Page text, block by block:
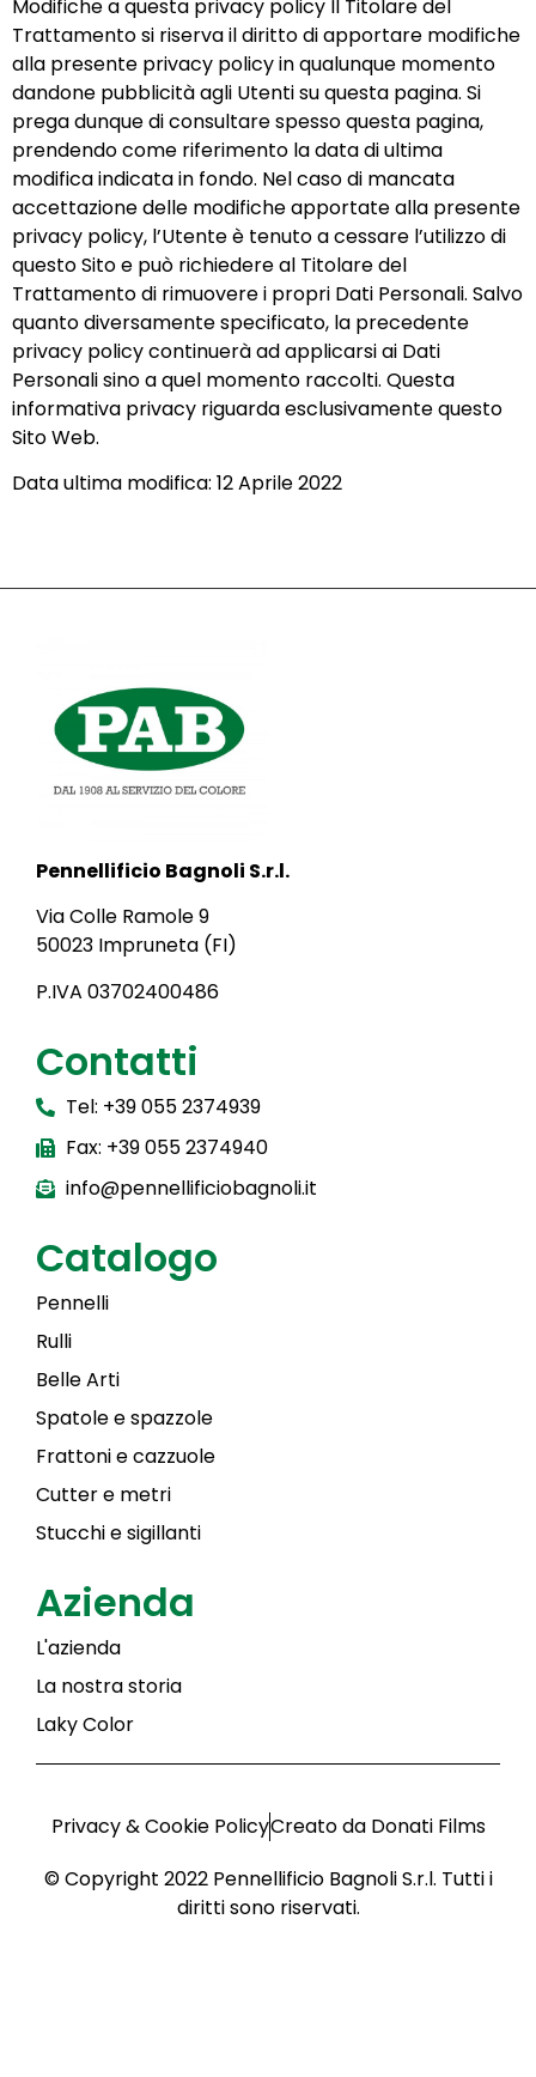
Modifiche a questa privacy policy Il Titolare del
Trattamento si riserva il diritto di apportare modifiche
alla presente privacy policy in qualunque momento
dandone pubblicità agli Utenti su questa pagina. Si
prega dunque di consultare spesso questa pagina,
prendendo come riferimento la data di ultima
modifica indicata in fondo. Nel caso di mancata
accettazione delle modifiche apportate alla presente
privacy policy, l’Utente è tenuto a cessare l’utilizzo di
questo Sito e può richiedere al Titolare del
Trattamento di rimuovere i propri Dati Personali. Salvo
quanto diversamente specificato, la precedente
privacy policy continuerà ad applicarsi ai Dati
Personali sino a quel momento raccolti. Questa
informativa privacy riguarda esclusivamente questo
Sito Web.
Data ultima modifica: 12 Aprile 2022
Pennellificio Bagnoli S.r.l.
Via Colle Ramole 9
50023 Impruneta (FI)
P.IVA 03702400486
Contatti
Tel: +39 055 2374939
Fax: +39 055 2374940
info@pennellificiobagnoli.it
Catalogo
Pennelli
Rulli
Belle Arti
Spatole e spazzole
Frattoni e cazzuole
Cutter e metri
Stucchi e sigillanti
Azienda
L'azienda
La nostra storia
Laky Color
Privacy & Cookie PolicyCreato da Donati Films
© Copyright 2022 Pennellificio Bagnoli S.r.l. Tutti i
diritti sono riservati.